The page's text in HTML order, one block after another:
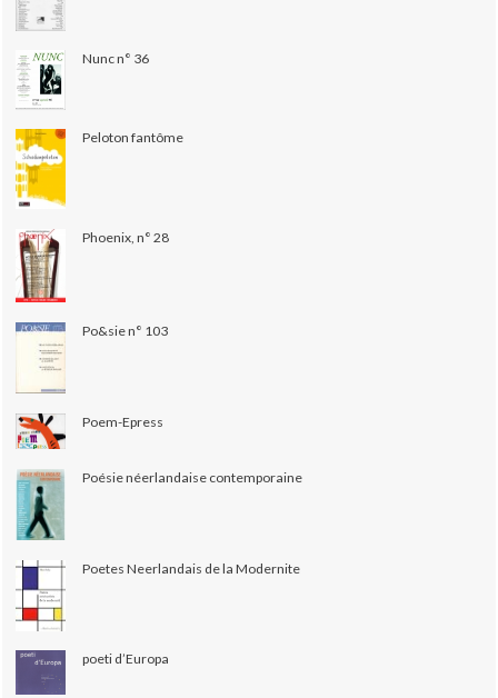
Nunc n° 36
Peloton fantôme
Phoenix, n° 28
Po&sie n° 103
Poem-Epress
Poésie néerlandaise contemporaine
Poetes Neerlandais de la Modernite
poeti d’Europa